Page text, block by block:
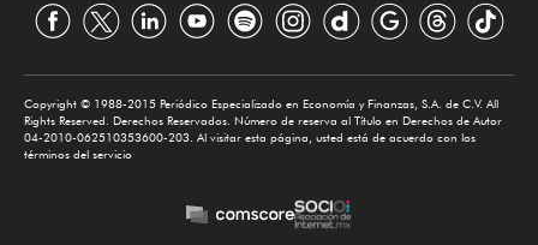
Copyright © 1988-2015 Periódico Especializado en Economía y Finanzas, S.A. de C.V. All
Rights Reserved. Derechos Reservados. Número de reserva al Título en Derechos de Autor
04-2010-062510353600-203. Al visitar esta página, usted está de acuerdo con los
términos del servicio